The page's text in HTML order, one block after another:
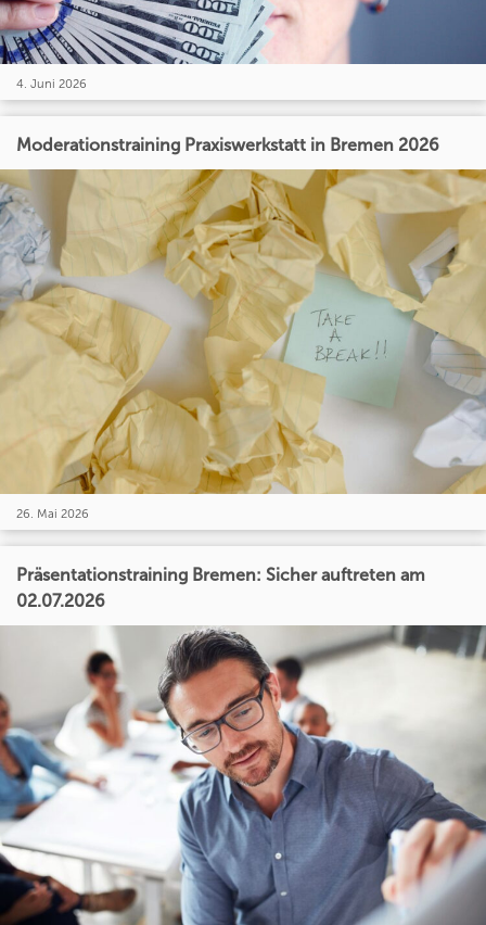
4. Juni 2026
Moderationstraining Praxiswerkstatt in Bremen 2026
26. Mai 2026
Präsentationstraining Bremen: Sicher auftreten am
02.07.2026